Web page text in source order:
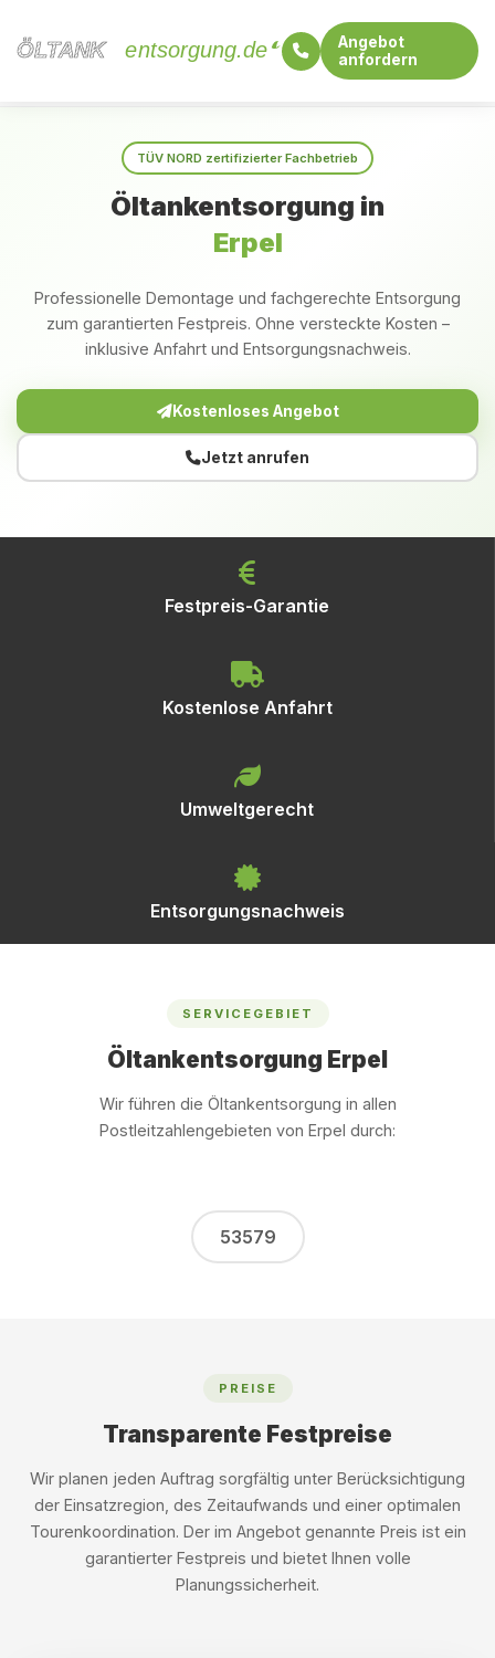
ÖLTANK
ÖLTANK entsorgung.de
Angebot
anfordern
TÜV NORD zertifizierter Fachbetrieb
Öltankentsorgung in
Erpel
Professionelle Demontage und fachgerechte Entsorgung
zum garantierten Festpreis. Ohne versteckte Kosten –
inklusive Anfahrt und Entsorgungsnachweis.
Kostenloses Angebot
Jetzt anrufen
Festpreis-Garantie
Kostenlose Anfahrt
Umweltgerecht
Entsorgungsnachweis
SERVICEGEBIET
Öltankentsorgung Erpel
Wir führen die Öltankentsorgung in allen
Postleitzahlengebieten von Erpel durch:
53579
PREISE
Transparente Festpreise
Wir planen jeden Auftrag sorgfältig unter Berücksichtigung
der Einsatzregion, des Zeitaufwands und einer optimalen
Tourenkoordination. Der im Angebot genannte Preis ist ein
garantierter Festpreis und bietet Ihnen volle
Planungssicherheit.